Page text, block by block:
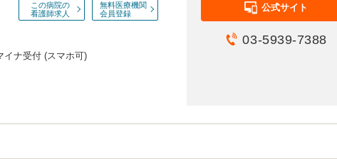
この病院の
看護師求人
無料医療機関
会員登録
イナ受付 (スマホ可)
公式サイト
03-5939-7388